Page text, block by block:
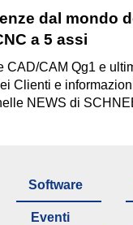
dal mondo
a 5 assi
CAD/CAM Qg1 e
Clienti e
NEWS di
Software
Eventi